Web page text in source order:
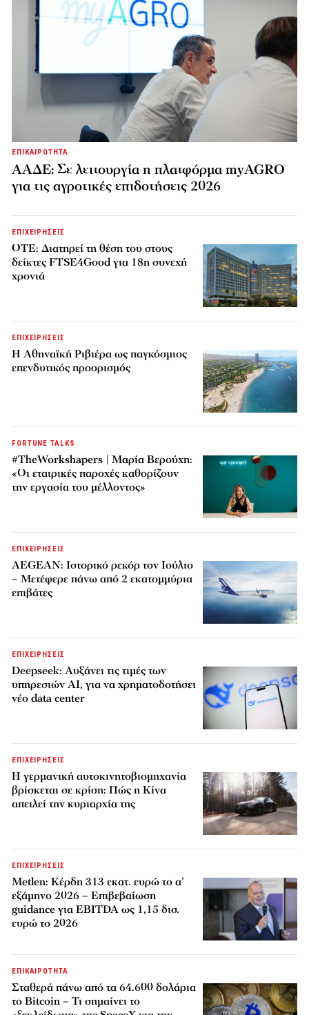
ΕΠΙΚΑΙΡΟΤΗΤΑ
ΑΑΔΕ: Σε λειτουργία η πλατφόρμα myAGRO
για τις αγροτικές επιδοτήσεις 2026
ΕΠΙΧΕΙΡΗΣΕΙΣ
ΟΤΕ: Διατηρεί τη θέση του στους
δείκτες FTSE4Good για 18η συνεχή
χρονιά
ΕΠΙΧΕΙΡΗΣΕΙΣ
Η Αθηναϊκή Ριβιέρα ως παγκόσμιος
επενδυτικός προορισμός
FORTUNE TALKS
#TheWorkshapers | Μαρία Βερούχη:
«Οι εταιρικές παροχές καθορίζουν
την εργασία του μέλλοντος»
ΕΠΙΧΕΙΡΗΣΕΙΣ
AEGEAN: Ιστορικό ρεκόρ τον Ιούλιο
– Μετέφερε πάνω από 2 εκατομμύρια
επιβάτες
ΕΠΙΧΕΙΡΗΣΕΙΣ
Deepseek: Αυξάνει τις τιμές των
υπηρεσιών AI, για να χρηματοδοτήσει
νέο data center
ΕΠΙΧΕΙΡΗΣΕΙΣ
Η γερμανική αυτοκινητοβιομηχανία
βρίσκεται σε κρίση: Πώς η Κίνα
απειλεί την κυριαρχία της
ΕΠΙΧΕΙΡΗΣΕΙΣ
Metlen: Κέρδη 313 εκατ. ευρώ το α’
εξάμηνο 2026 – Επιβεβαίωση
guidance για EBITDA ως 1,15 δισ.
ευρώ το 2026
ΕΠΙΚΑΙΡΟΤΗΤΑ
Σταθερά πάνω από τα 64.600 δολάρια
το Bitcoin – Τι σημαίνει το